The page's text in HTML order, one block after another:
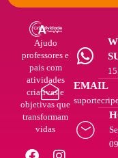
Ajudo
professores e
pais com
atividades
criativas e
objetivas que
transformam
vidas
EMAIL